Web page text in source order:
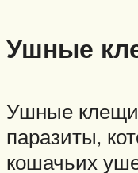
Ушные
Ушные
паразиты,
кошачьих